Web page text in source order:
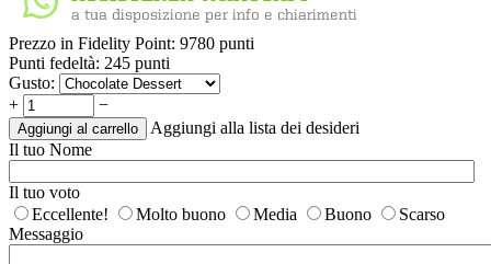
Prezzo in Fidelity Point: 9780 punti
Punti fedeltà: 245 punti
Gusto:
+
−
Aggiungi al carrello
Aggiungi alla lista dei desideri
Il tuo Nome
Il tuo voto
Eccellente!
Molto buono Media Buono
Scarso
Messaggio